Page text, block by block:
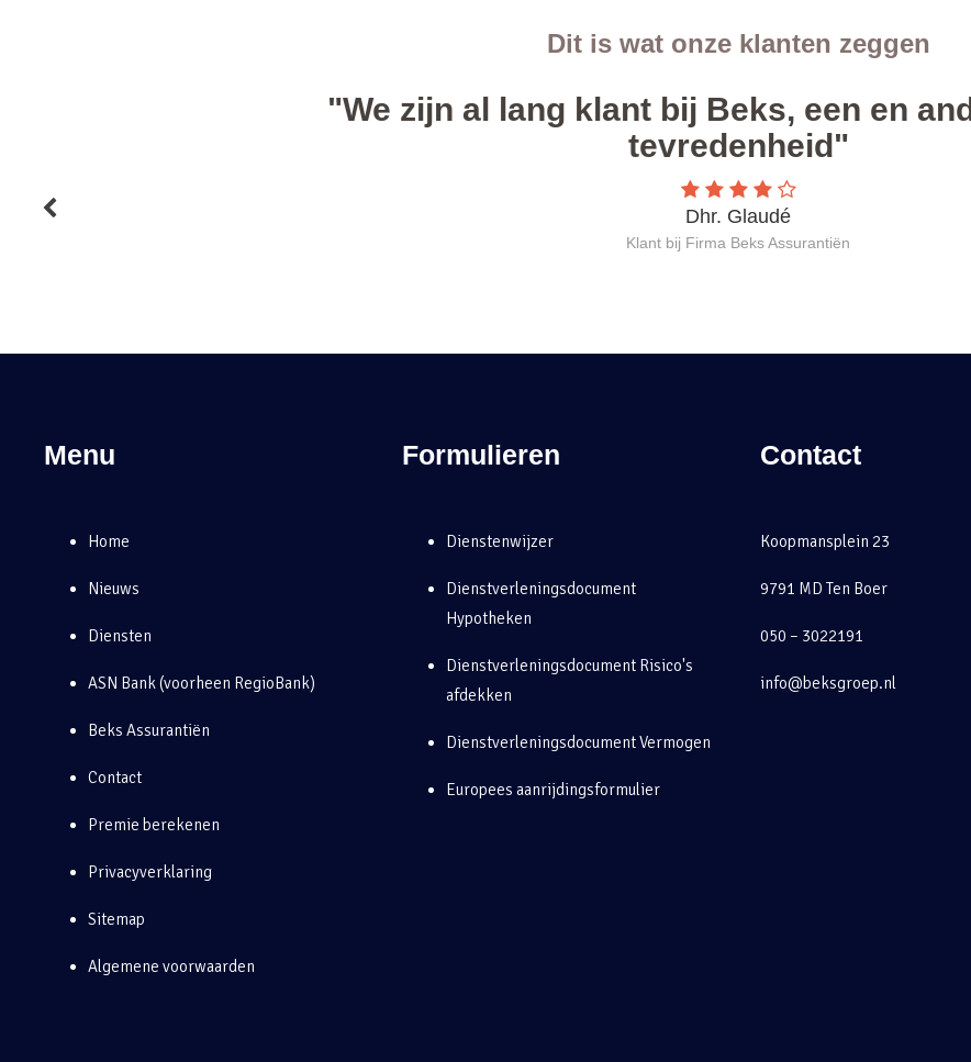
Menu
Home
Nieuws
Diensten
ASN Bank (voorheen RegioBank)
Beks Assurantiën
Contact
Premie berekenen
Privacyverklaring
Sitemap
Algemene voorwaarden
Formulieren
Dienstenwijzer
Dienstverleningsdocument
Hypotheken
Dienstverleningsdocument Risico's
afdekken
Dienstverleningsdocument Vermogen
Europees aanrijdingsformulier
Contact
Koopmansplein 23
9791 MD Ten Boer
050 – 3022191
info@beksgroep.nl